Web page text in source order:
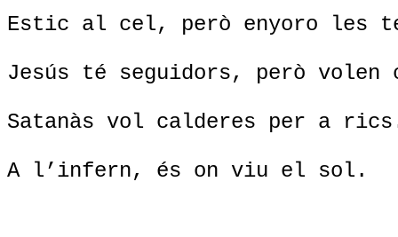
Estic al cel, però enyoro les
Jesús té seguidors, però volen
Satanàs vol calderes per a
A l’infern, és on viu el sol.